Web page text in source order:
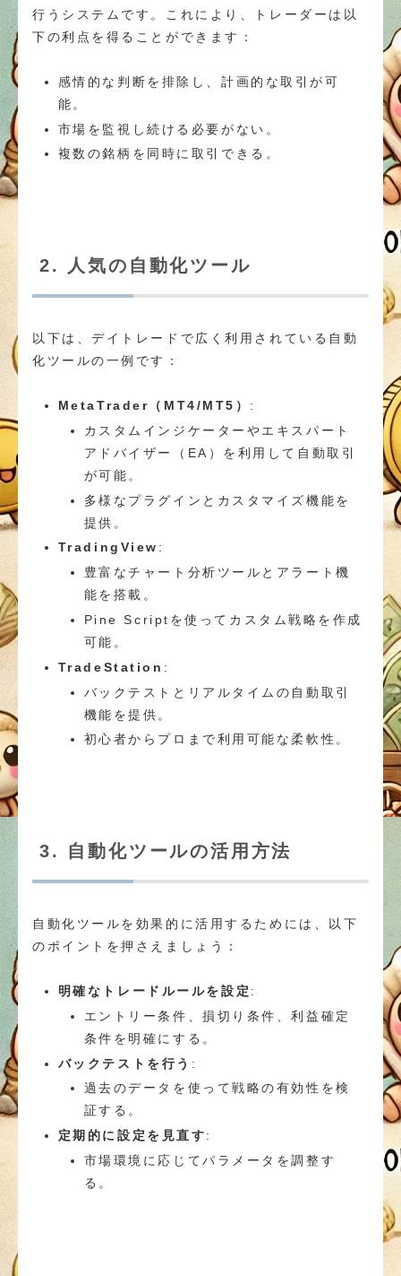
行うシステムです。これにより、トレーダーは以
下の利点を得ることができます：
感情的な判断を排除し、計画的な取引が可
能。
市場を監視し続ける必要がない。
複数の銘柄を同時に取引できる。
2. 人気の自動化ツール
以下は、デイトレードで広く利用されている自動
化ツールの一例です：
MetaTrader（MT4/MT5） :
カスタムインジケーターやエキスパート
アドバイザー（EA）を利用して自動取引
が可能。
多様なプラグインとカスタマイズ機能を
提供。
TradingView :
豊富なチャート分析ツールとアラート機
能を搭載。
Pine Scriptを使ってカスタム戦略を作成
可能。
TradeStation :
バックテストとリアルタイムの自動取引
機能を提供。
初心者からプロまで利用可能な柔軟性。
3. 自動化ツールの活用方法
自動化ツールを効果的に活用するためには、以下
のポイントを押さえましょう：
明確なトレードルールを設定 :
エントリー条件、損切り条件、利益確定
条件を明確にする。
バックテストを行う :
過去のデータを使って戦略の有効性を検
証する。
定期的に設定を見直す:
市場環境に応じてパラメータを調整す
る。